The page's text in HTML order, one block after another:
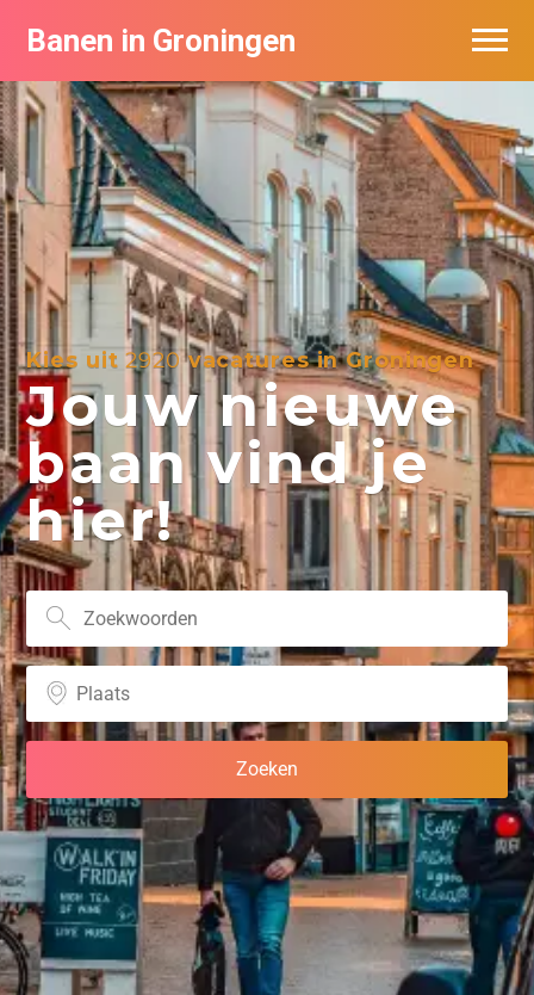
Banen in Groningen
Kies uit2920vacatures in Groningen
Jouw nieuwe
baan vind je
hier!
Vacatures per bedrijf
De populairste vacatures in Groningen
Nieuwsbrief feed